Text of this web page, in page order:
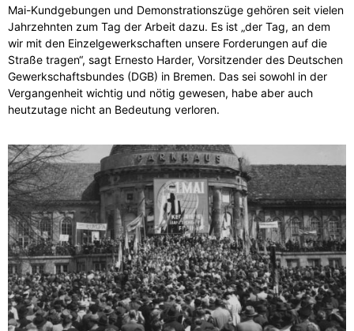
Mai-Kundgebungen und Demonstrationszüge gehören seit vielen
Jahrzehnten zum Tag der Arbeit dazu. Es ist „der Tag, an dem
wir mit den Einzelgewerkschaften unsere Forderungen auf die
Straße tragen“, sagt Ernesto Harder, Vorsitzender des Deutschen
Gewerkschaftsbundes (DGB) in Bremen. Das sei sowohl in der
Vergangenheit wichtig und nötig gewesen, habe aber auch
heutzutage nicht an Bedeutung verloren.